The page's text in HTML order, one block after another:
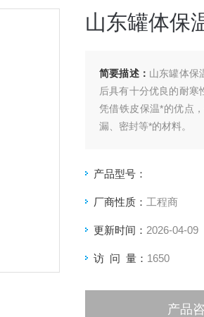
山东罐体保
简要描述： 山东罐体保
后具有十分优良的耐寒
凭借铁皮保温*的优点
漏、密封等*的材料。
产品型号：
厂商性质： 工程商
更新时间： 2026-04-09
访 问 量： 1650
产品